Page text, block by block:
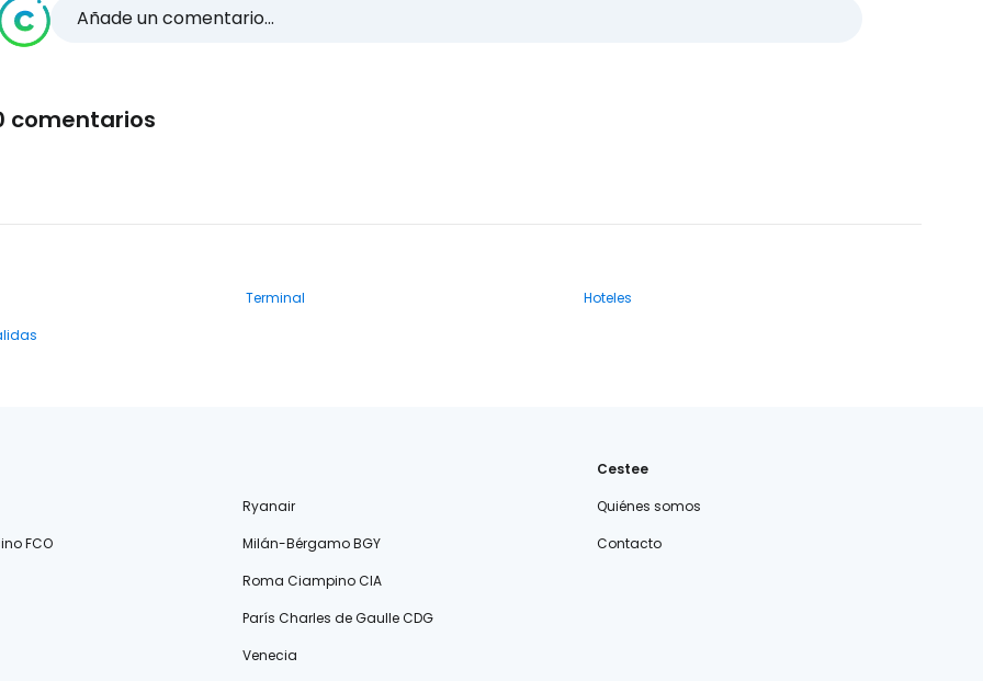
Añade un comentario...
comentarios
Terminal
Hoteles
Ryanair
FCO
Milán-Bérgamo BGY
Roma Ciampino CIA
París Charles de Gaulle CDG
Venecia
Cestee
Quiénes somos
Contacto